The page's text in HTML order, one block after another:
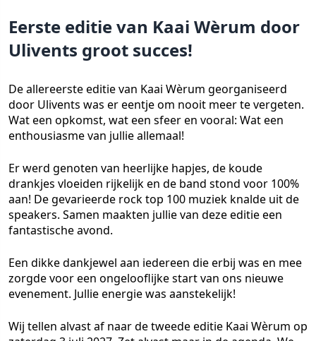
Eerste editie van Kaai Wèrum door
Ulivents groot succes!
De allereerste editie van Kaai Wèrum georganiseerd
door Ulivents was er eentje om nooit meer te vergeten.
Wat een opkomst, wat een sfeer en vooral: Wat een
enthousiasme van jullie allemaal!
Er werd genoten van heerlijke hapjes, de koude
drankjes vloeiden rijkelijk en de band stond voor 100%
aan! De gevarieerde rock top 100 muziek knalde uit de
speakers. Samen maakten jullie van deze editie een
fantastische avond.
Een dikke dankjewel aan iedereen die erbij was en mee
zorgde voor een ongelooflijke start van ons nieuwe
evenement. Jullie energie was aanstekelijk!
Wij tellen alvast af naar de tweede editie Kaai Wèrum op